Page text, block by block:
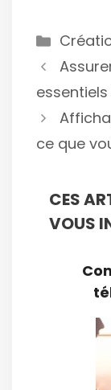
ce que
CES
VOUS